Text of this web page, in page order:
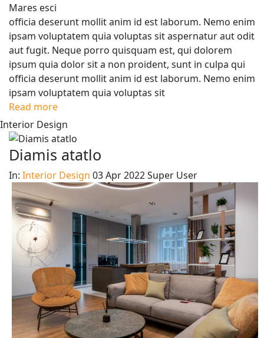
Mares esci
officia deserunt mollit anim id est laborum. Nemo enim
ipsam voluptatem quia voluptas sit aspernatur aut odit
aut fugit. Neque porro quisquam est, qui dolorem
ipsum quia dolor sit a non proident, sunt in culpa qui
officia deserunt mollit anim id est laborum. Nemo enim
ipsam voluptatem quia voluptas sit
Read more
Interior Design
Diamis atatlo
In: Interior Design 03 Apr 2022Super User